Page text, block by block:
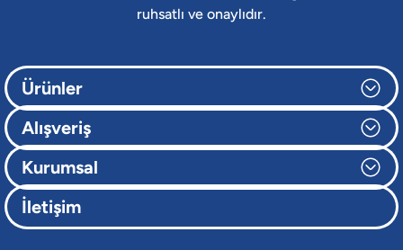
ruhsatlı ve onaylıdır.
Ürünler
Alışveriş
Kurumsal
İletişim